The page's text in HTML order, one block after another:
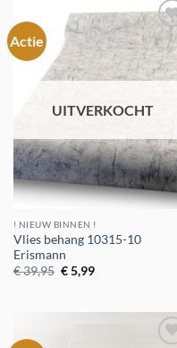
Actie
Toevoegen
aan
UITVERKOCHT
! NIEUW BINNEN !
Vlies behang 10315-10
Erismann
€39,95 Oorspronkelijke
prijs
€5,99Huidige